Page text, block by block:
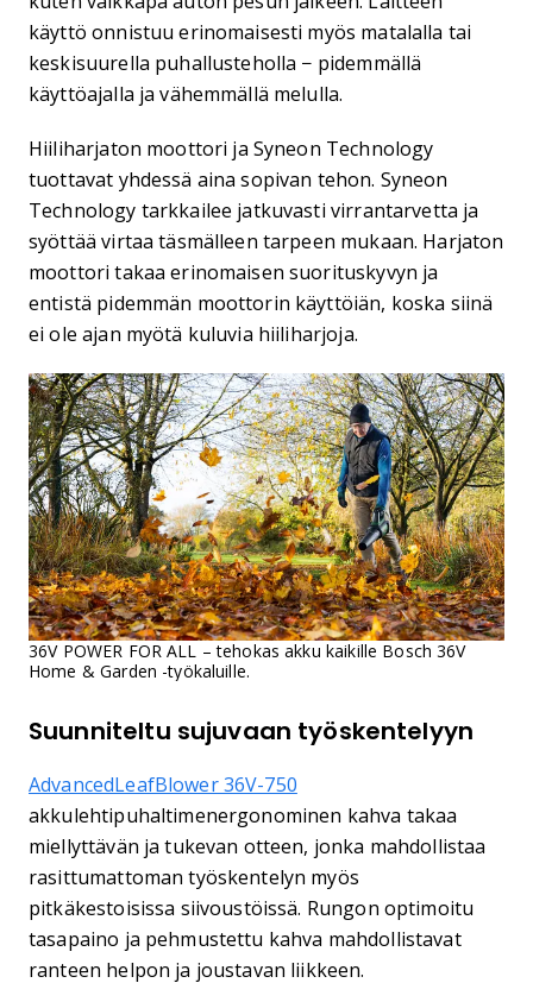
käyttö onnistuu erinomaisesti myös matalalla tai
keskisuurella puhallusteholla − pidemmällä
käyttöajalla ja vähemmällä melulla.
Hiiliharjaton moottori ja Syneon Technology
tuottavat yhdessä aina sopivan tehon. Syneon
Technology tarkkailee jatkuvasti virrantarvetta ja
syöttää virtaa täsmälleen tarpeen mukaan. Harjaton
moottori takaa erinomaisen suorituskyvyn ja
entistä pidemmän moottorin käyttöiän, koska siinä
ei ole ajan myötä kuluvia hiiliharjoja.
36V POWER FOR ALL – tehokas akku kaikille Bosch 36V
Home & Garden -työkaluille.
Suunniteltu sujuvaan työskentelyyn
AdvancedLeafBlower 36V-750
akkulehtipuhaltimenergonominen kahva takaa
miellyttävän ja tukevan otteen, jonka mahdollistaa
rasittumattoman työskentelyn myös
pitkäkestoisissa siivoustöissä. Rungon optimoitu
tasapaino ja pehmustettu kahva mahdollistavat
ranteen helpon ja joustavan liikkeen.